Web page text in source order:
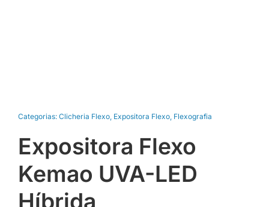
Categorias: Clicheria Flexo, Expositora Flexo, Flexografia
Expositora Flexo
Kemao UVA-LED
Híbrida